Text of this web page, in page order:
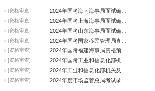
[资格审查]
[资格审查]
[资格审查]
[资格审查]
[资格审查]
[资格审查]
[资格审查]
[资格审查]